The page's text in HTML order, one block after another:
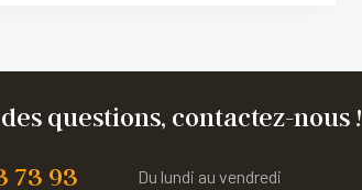
questions, contactez-nous !
73 93
Du lundi au vendredi